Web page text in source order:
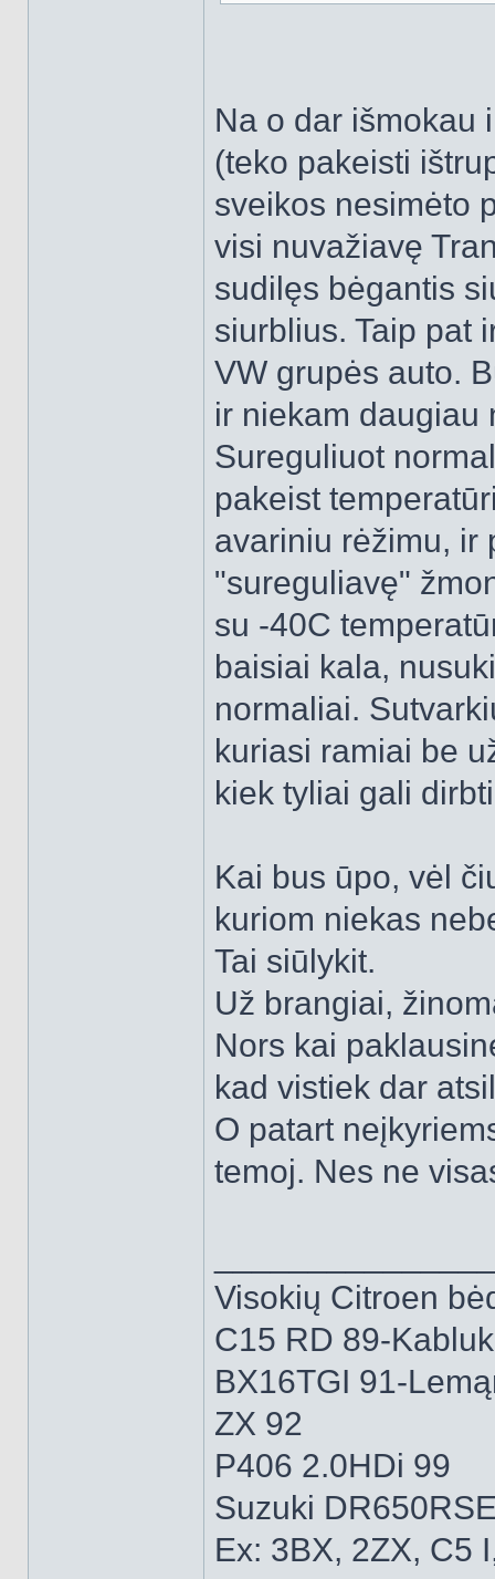
Na o dar išmokau
(teko pakeisti
sveikos nesimėto
visi nuvažiavę
sudilęs bėgantis
siurblius. Taip pat
VW grupės auto.
ir niekam
Sureguliuot
pakeist
avariniu rėžimu, ir
"sureguliavę"
su -40C
baisiai kala,
normaliai.
kuriasi ramiai be
kiek tyliai gali
Kai bus ūpo, vėl
kuriom niekas
Tai siūlykit.
Už brangiai,
Nors kai
kad vistiek dar
O patart
temoj. Nes ne
Visokių Citroen
C15 RD 89-
BX16TGI 91-
ZX 92
P406 2.0HDi 99
Suzuki
Ex: 3BX, 2ZX, C5